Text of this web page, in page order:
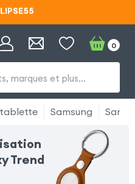
marques et plus…
0
Samsung
Trend